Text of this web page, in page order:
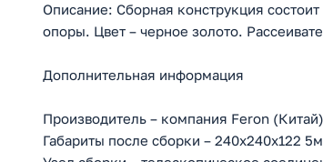
Описание: Сборная конструкция
опоры. Цвет – черное золото.
Дополнительная информация
Производитель – компания Feron
Габариты после сборки – 240х240х122